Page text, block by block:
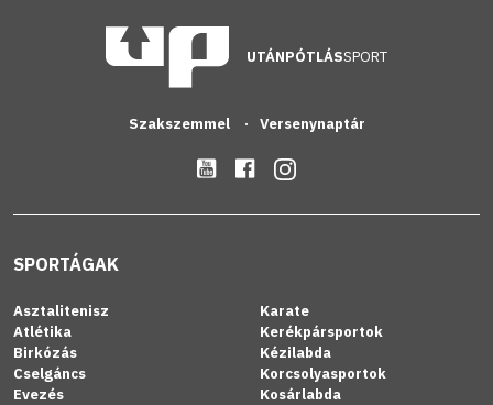
UTÁNPÓTLÁSSPORT
Szakszemmel Versenynaptár
SPORTÁGAK
Asztalitenisz
Atlétika
Birkózás
Cselgáncs
Evezés
Karate
Kerékpársportok
Kézilabda
Korcsolyasportok
Kosárlabda